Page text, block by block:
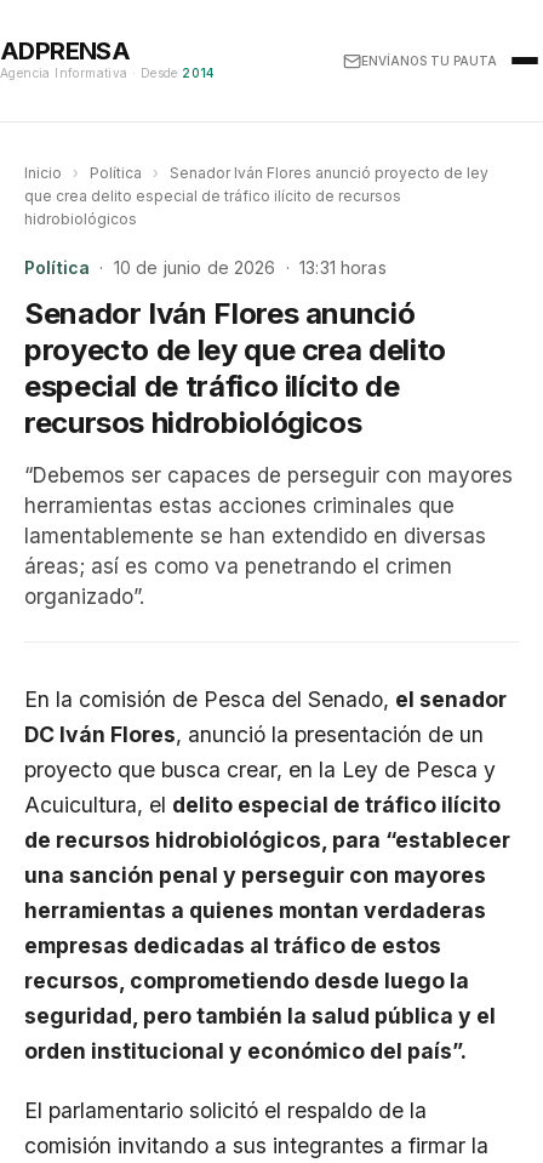
ADPRENSA
Agencia Informativa · Desde 2014
ENVÍANOS TU PAUTA
Inicio › Política ›
Senador Iván Flores anunció proyecto de ley
que crea delito especial de tráfico ilícito de recursos
hidrobiológicos
Política · 10 de junio de 2026 · 13:31 horas
Senador Iván Flores anunció
proyecto de ley que crea delito
especial de tráfico ilícito de
recursos hidrobiológicos
“Debemos ser capaces de perseguir con mayores
herramientas estas acciones criminales que
lamentablemente se han extendido en diversas
áreas; así es como va penetrando el crimen
organizado”.
En la comisión de Pesca del Senado, el senador
DC Iván Flores, anunció la presentación de un
proyecto que busca crear, en la Ley de Pesca y
Acuicultura, el delito especial de tráfico ilícito
de recursos hidrobiológicos, para “establecer
una sanción penal y perseguir con mayores
herramientas a quienes montan verdaderas
empresas dedicadas al tráfico de estos
recursos, comprometiendo desde luego la
seguridad, pero también la salud pública y el
orden institucional y económico del país”.
El parlamentario solicitó el respaldo de la
comisión invitando a sus integrantes a firmar la